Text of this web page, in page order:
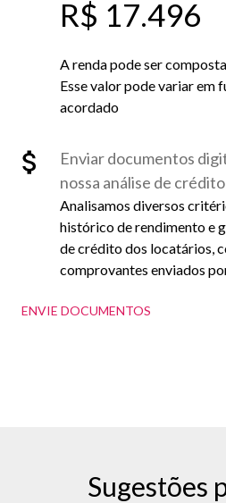
R$ 17.496
A renda pode ser
Esse valor pode variar em
acordado
Enviar documentos
nossa análise de crédito
Analisamos diversos
histórico de rendimento e
de crédito dos locatários,
comprovantes enviados
ENVIE DOCUMENTOS
Sugestões